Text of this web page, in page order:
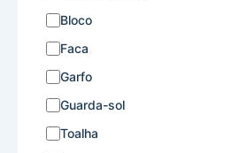
Bloco
Faca
Garfo
Guarda-sol
Toalha